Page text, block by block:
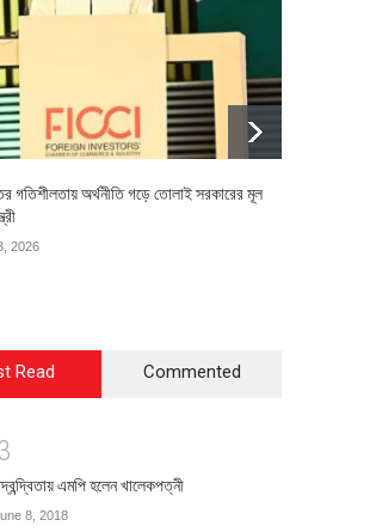
গতিশীলতায় অর্থনীতি গড়ে তোলাই সরকারের মূল
2026
Read Commented
3
এমপি হলেন খালেকপত্নী
8, 2018